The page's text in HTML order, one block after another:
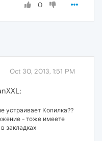
0
Oct 30, 2013, 1:51 PM
устраивает Копилка??
- тоже имеете
закладках